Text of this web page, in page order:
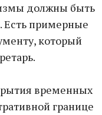
должны быть
Есть примерные
который
временных
границе